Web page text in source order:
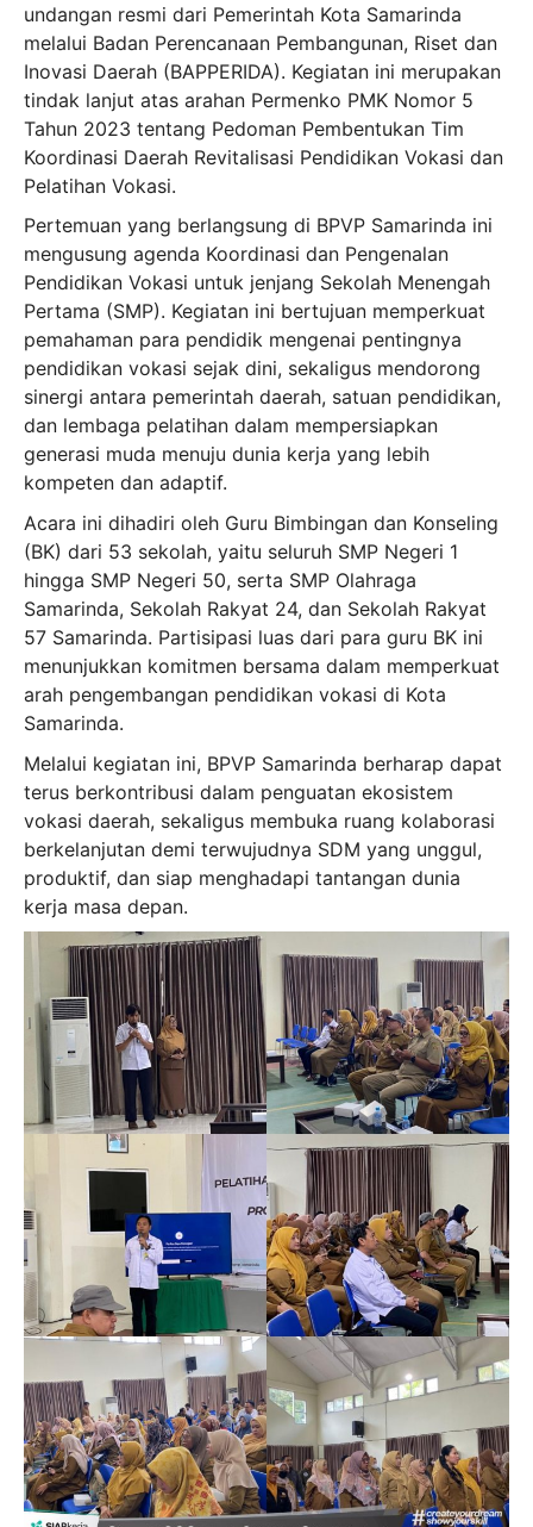
undangan resmi dari Pemerintah Kota Samarinda
melalui Badan Perencanaan Pembangunan, Riset dan
Inovasi Daerah (BAPPERIDA). Kegiatan ini merupakan
tindak lanjut atas arahan Permenko PMK Nomor 5
Tahun 2023 tentang Pedoman Pembentukan Tim
Koordinasi Daerah Revitalisasi Pendidikan Vokasi dan
Pelatihan Vokasi.
Pertemuan yang berlangsung di BPVP Samarinda ini
mengusung agenda Koordinasi dan Pengenalan
Pendidikan Vokasi untuk jenjang Sekolah Menengah
Pertama (SMP). Kegiatan ini bertujuan memperkuat
pemahaman para pendidik mengenai pentingnya
pendidikan vokasi sejak dini, sekaligus mendorong
sinergi antara pemerintah daerah, satuan pendidikan,
dan lembaga pelatihan dalam mempersiapkan
generasi muda menuju dunia kerja yang lebih
kompeten dan adaptif.
Acara ini dihadiri oleh Guru Bimbingan dan Konseling
(BK) dari 53 sekolah, yaitu seluruh SMP Negeri 1
hingga SMP Negeri 50, serta SMP Olahraga
Samarinda, Sekolah Rakyat 24, dan Sekolah Rakyat
57 Samarinda. Partisipasi luas dari para guru BK ini
menunjukkan komitmen bersama dalam memperkuat
arah pengembangan pendidikan vokasi di Kota
Samarinda.
Melalui kegiatan ini, BPVP Samarinda berharap dapat
terus berkontribusi dalam penguatan ekosistem
vokasi daerah, sekaligus membuka ruang kolaborasi
berkelanjutan demi terwujudnya SDM yang unggul,
produktif, dan siap menghadapi tantangan dunia
kerja masa depan.